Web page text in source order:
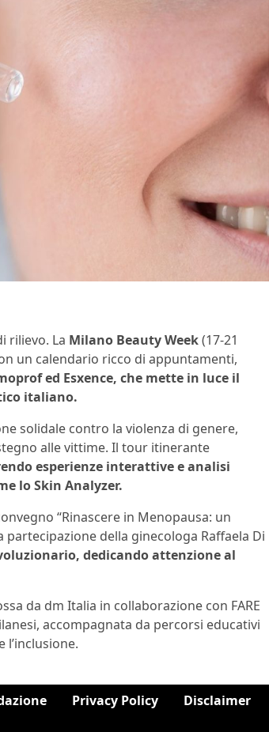
rilievo. La Milano Beauty Week(17-21
un calendario ricco di appuntamenti,
ed Esxence, che mette in luce il
italiano.
solidale contro la violenza di genere,
alle vittime. Il tour itinerante
esperienze interattive e analisi
lo Skin Analyzer.
“Rinascere in Menopausa: un
partecipazione della ginecologa Raffaela Di
dedicando attenzione al
da dm Italia in collaborazione con FARE
accompagnata da percorsi educativi
Privacy Policy Disclaimer